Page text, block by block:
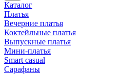
Каталог
Платья
Вечерние платья
Коктейльные платья
Выпускные платья
Мини-платья
Smart casual
Сарафаны